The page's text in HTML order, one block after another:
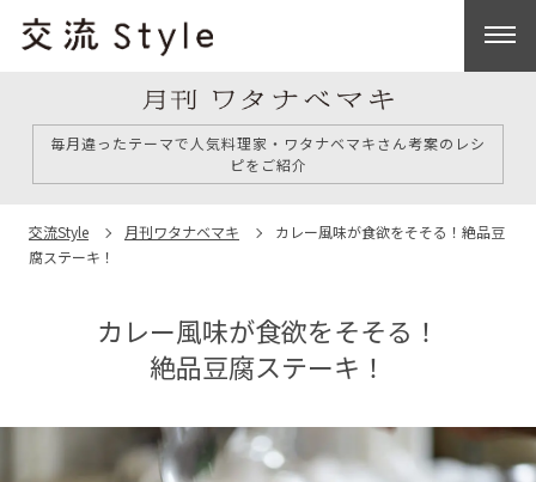
毎月違ったテーマで人気料理家・ワタナベマキさん考案のレシ
ピをご紹介
交流Style 月刊ワタナベマキ カレー風味が食欲をそそる！ 絶品豆
腐ステーキ！
カレー風味が食欲をそそる！
絶品豆腐ステーキ！